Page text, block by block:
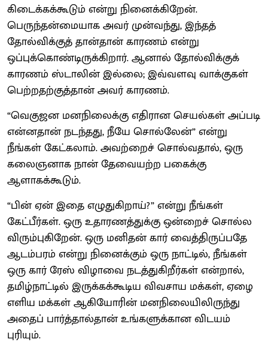
கிடைக்கக்கூடும் என்று நினைக்கிறேன்.
பெருந்தன்மையாக அவர் முன்வந்து, இந்தத்
தோல்விக்குத் தான்தான் காரணம் என்று
ஒப்புக்கொண்டிருக்கிறார். ஆனால் தோல்விக்குக்
காரணம் ஸ்டாலின் இல்லை; இவ்வளவு வாக்குகள்
பெற்றதற்குத்தான் அவர் காரணம்.
“வெகுஜன மனநிலைக்கு எதிரான செயல்கள் அப்படி
என்னதான் நடந்தது, நீயே சொல்லேன்” என்று
நீங்கள் கேட்கலாம். அவற்றைச் சொல்வதால், ஒரு
கலைஞனாக நான் தேவையற்ற பகைக்கு
ஆளாகக்கூடும்.
“பின் ஏன் இதை எழுதுகிறாய்?” என்று நீங்கள்
கேட்பீர்கள். ஒரு உதாரணத்துக்கு ஒன்றைச் சொல்ல
விரும்புகிறேன். ஒரு மனிதன் கார் வைத்திருப்பதே
ஆடம்பரம் என்று நினைக்கும் ஒரு நாட்டில், நீங்கள்
ஒரு கார் ரேஸ் விழாவை நடத்துகிறீர்கள் என்றால்,
தமிழ்நாட்டில் இருக்கக்கூடிய விவசாய மக்கள், ஏழை
எளிய மக்கள் ஆகியோரின் மனநிலையிலிருந்து
அதைப் பார்த்தால்தான் உங்களுக்கான விடயம்
புரியும்.